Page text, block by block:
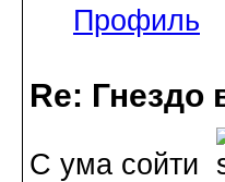
Профиль
Re: Гнездо
С ума сойти